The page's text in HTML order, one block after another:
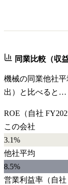
同業比較（収
機械の同業他社
出）と比べると…
ROE （自社
この会社
3.1%
他社平均
8.5%
営業利益率 （自社